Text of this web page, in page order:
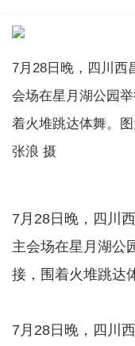
7月28日晚，四川西
会场在星月湖公园
着火堆跳达体舞。
张浪 摄
7月28日晚，四川
主会场在星月湖公
接，围着火堆跳达
7月28日晚，四川